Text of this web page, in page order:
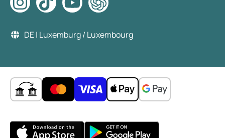
DE | Luxemburg / Luxembourg